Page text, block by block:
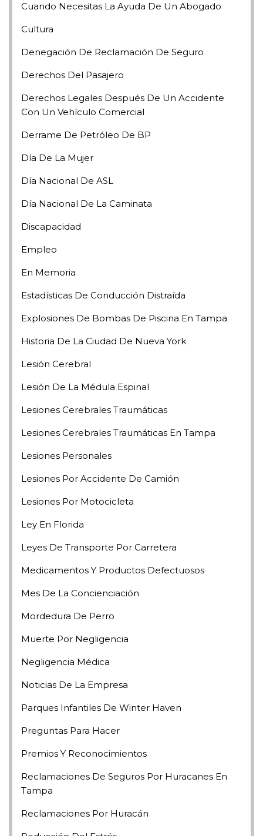
Cuando Necesitas La Ayuda De Un Abogado
Cultura
Denegación De Reclamación De Seguro
Derechos Del Pasajero
Derechos Legales Después De Un Accidente
Con Un Vehículo Comercial
Derrame De Petróleo De BP
Día De La Mujer
Día Nacional De ASL
Día Nacional De La Caminata
Discapacidad
Empleo
En Memoria
Estadísticas De Conducción Distraída
Explosiones De Bombas De Piscina En Tampa
Historia De La Ciudad De Nueva York
Lesión Cerebral
Lesión De La Médula Espinal
Lesiones Cerebrales Traumáticas
Lesiones Cerebrales Traumáticas En Tampa
Lesiones Personales
Lesiones Por Accidente De Camión
Lesiones Por Motocicleta
Ley En Florida
Leyes De Transporte Por Carretera
Medicamentos Y Productos Defectuosos
Mes De La Concienciación
Mordedura De Perro
Muerte Por Negligencia
Negligencia Médica
Noticias De La Empresa
Parques Infantiles De Winter Haven
Preguntas Para Hacer
Premios Y Reconocimientos
Reclamaciones De Seguros Por Huracanes En
Tampa
Reclamaciones Por Huracán